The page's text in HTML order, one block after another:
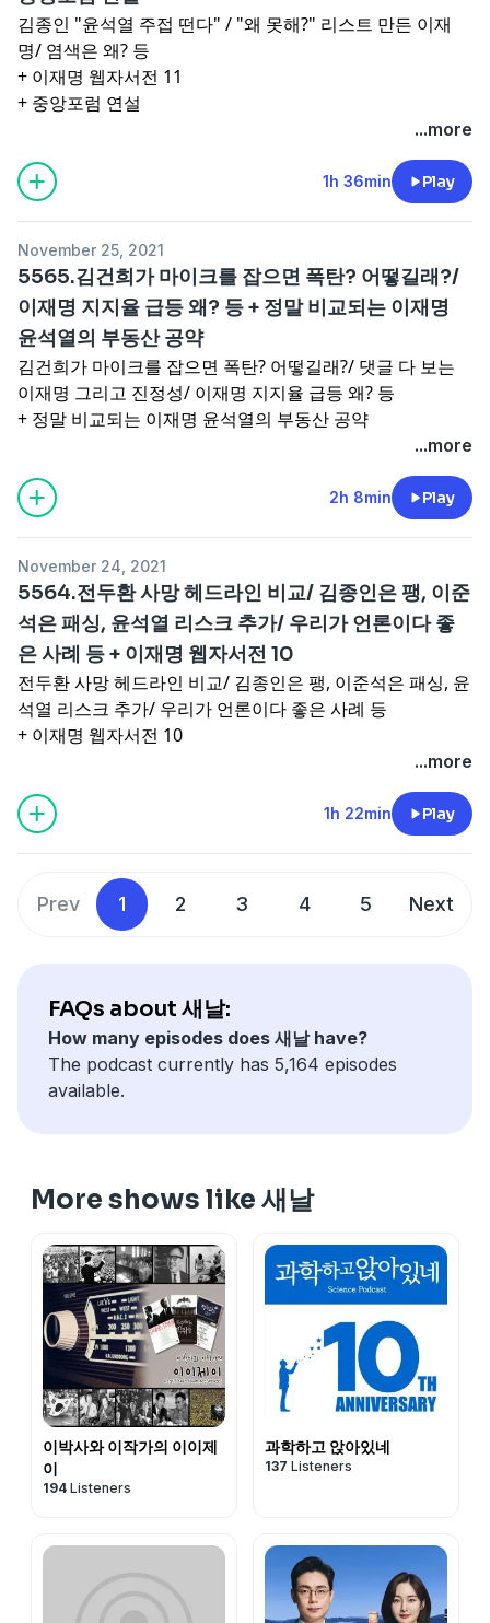
김종인 "윤석열 주접 떤다" / "왜 못해?" 리스트 만든 이재
명/ 염색은 왜? 등
+ 이재명 웹자서전 11
+ 중앙포럼 연설
...more
1h 36min Play
November 25, 2021
5565.김건희가 마이크를 잡으면 폭탄? 어떻길래?/
이재명 지지율 급등 왜? 등 + 정말 비교되는 이재명
윤석열의 부동산 공약
김건희가 마이크를 잡으면 폭탄? 어떻길래?/ 댓글 다 보는
이재명 그리고 진정성/ 이재명 지지율 급등 왜? 등
+ 정말 비교되는 이재명 윤석열의 부동산 공약
...more
2h 8min Play
November 24, 2021
5564.전두환 사망 헤드라인 비교/ 김종인은 팽, 이준
석은 패싱, 윤석열 리스크 추가/ 우리가 언론이다 좋
은 사례 등 + 이재명 웹자서전 10
전두환 사망 헤드라인 비교/ 김종인은 팽, 이준석은 패싱, 윤
석열 리스크 추가/ 우리가 언론이다 좋은 사례 등
+ 이재명 웹자서전 10
...more
1h 22min Play
Prev 1 2 3 4 5 Next
FAQs about 새날:
How many episodes does 새날 have?
The podcast currently has 5,164 episodes
available.
More shows like 새날
이박사와 이작가의 이이제
이
194 Listeners
과학하고 앉아있네
137 Listeners